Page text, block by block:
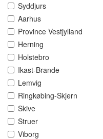
Syddjurs
Aarhus
Province Vestjylland
Herning
Holstebro
Ikast-Brande
Lemvig
Ringkøbing-Skjern
Skive
Struer
Viborg